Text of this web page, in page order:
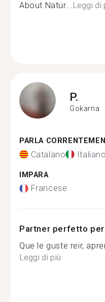
About Natur...Leggi di
P.
Gokarna
PARLA
Catalano Italiano
IMPARA
Francese
Partner perfetto
Que le guste reir,
Leggi di più